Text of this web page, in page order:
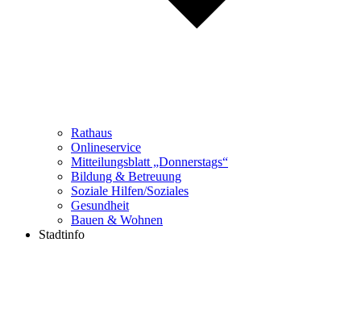
Rathaus
Onlineservice
Mitteilungsblatt „Donnerstags“
Bildung & Betreuung
Soziale Hilfen/Soziales
Gesundheit
Bauen & Wohnen
Stadtinfo